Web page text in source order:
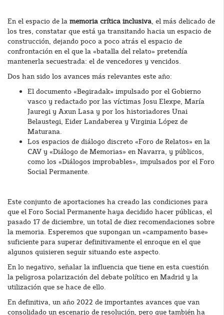
En el espacio de la memoria crítica inclusiva, el más delicado de
los tres, constatar que está ya transitando hacia un espacio de
construcción, dejando poco a poco atrás el espacio de
confrontación en el que la «batalla del relato» pretendía
mantenerla secuestrada: el de vencedores y vencidos.
Dos han sido los avances más relevantes este año:
El documento «Begiradak» impulsado por el Gobierno
vasco y redactado por las víctimas Josu Elexpe, María
Jauregi y Axun Lasa y por los historiadores Unai
Belaustegi, Eider Landaberea y Virginia López de
Maturana.
Los espacios de diálogo discreto «Foro de Relatos» en la
CAV y «Diálogo de Memorias» en Navarra, y públicos,
como los «Diálogos improbables», impulsados por el Foro
Social Permanente.
Este conjunto de aportaciones ha creado las condiciones para
que el Foro Social Permanente haya decidido hacer públicas, el
pasado 17 de diciembre, un total de diez recomendaciones sobre
la memoria. Esperemos que supongan un «campamento base»
suficiente para superar definitivamente el enroque en el que
algunos quisieren seguir situando este aspecto.
En lo negativo, señalar la influencia que tiene en esta cuestión
la peligrosa polarización del debate político en Madrid y la
utilización que se hace de ello.
En definitiva, un año 2022 de importantes avances que van
consolidado un escenario de resolución, pero que también ha